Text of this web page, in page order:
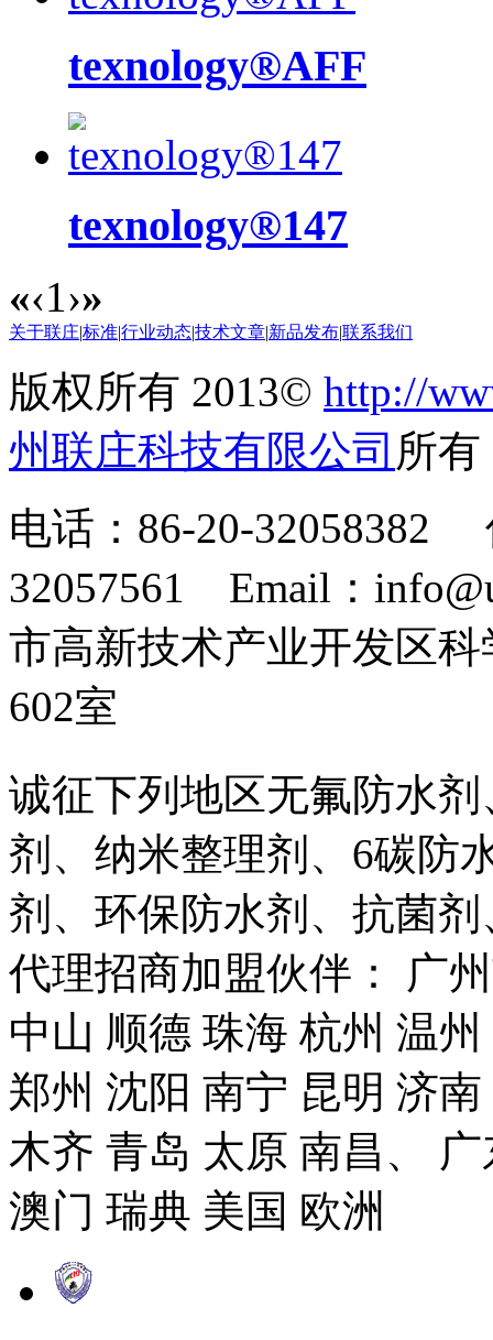
texnology®AFF
texnology®147
«‹1›»
关于联庄|标准|行业动态|技术文章|新品发布|联系我们
版权所有 2013© http://
州联庄科技有限公司 所
电话：86-20-32058382
32057561 Email：
市高新技术产业开发区
602室
诚征下列地区无氟防水
剂、纳米整理剂、6碳防
剂、环保防水剂、抗菌
代理招商加盟伙伴： 广
中山 顺德 珠海 杭州 温
郑州 沈阳 南宁 昆明 济
木齐 青岛 太原 南昌、
澳门 瑞典 美国 欧洲